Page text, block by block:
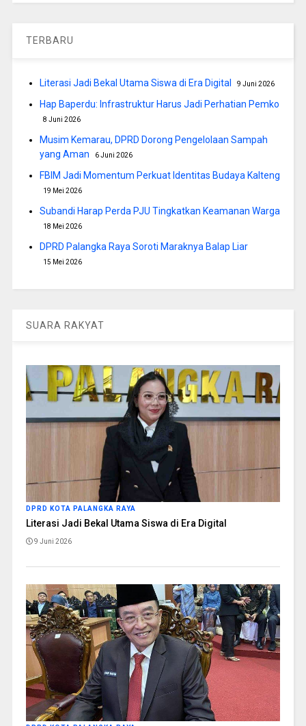
TERBARU
Literasi Jadi Bekal Utama Siswa di Era Digital 9 Juni 2026
Hap Baperdu: Infrastruktur Harus Jadi Perhatian Pemko
8 Juni 2026
Musim Kemarau, DPRD Dorong Pengelolaan Sampah
yang Aman
6 Juni 2026
FBIM Jadi Momentum Perkuat Identitas Budaya Kalteng
19 Mei 2026
Subandi Harap Perda PJU Tingkatkan Keamanan Warga
18 Mei 2026
DPRD Palangka Raya Soroti Maraknya Balap Liar
15 Mei 2026
SUARA RAKYAT
DPRD KOTA PALANGKA RAYA
Literasi Jadi Bekal Utama Siswa di Era Digital
9 Juni 2026